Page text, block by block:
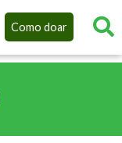
Como doar